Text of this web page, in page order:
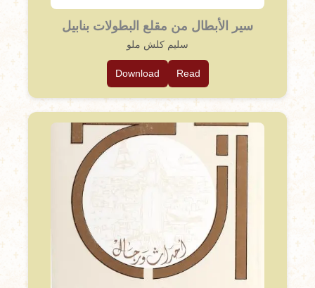
سير الأبطال من مقلع البطولات بنابيل
سليم كلش ملو
Read
Download